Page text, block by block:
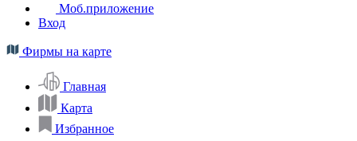
Моб.приложение
Вход
Фирмы на карте
Главная
Карта
Избранное